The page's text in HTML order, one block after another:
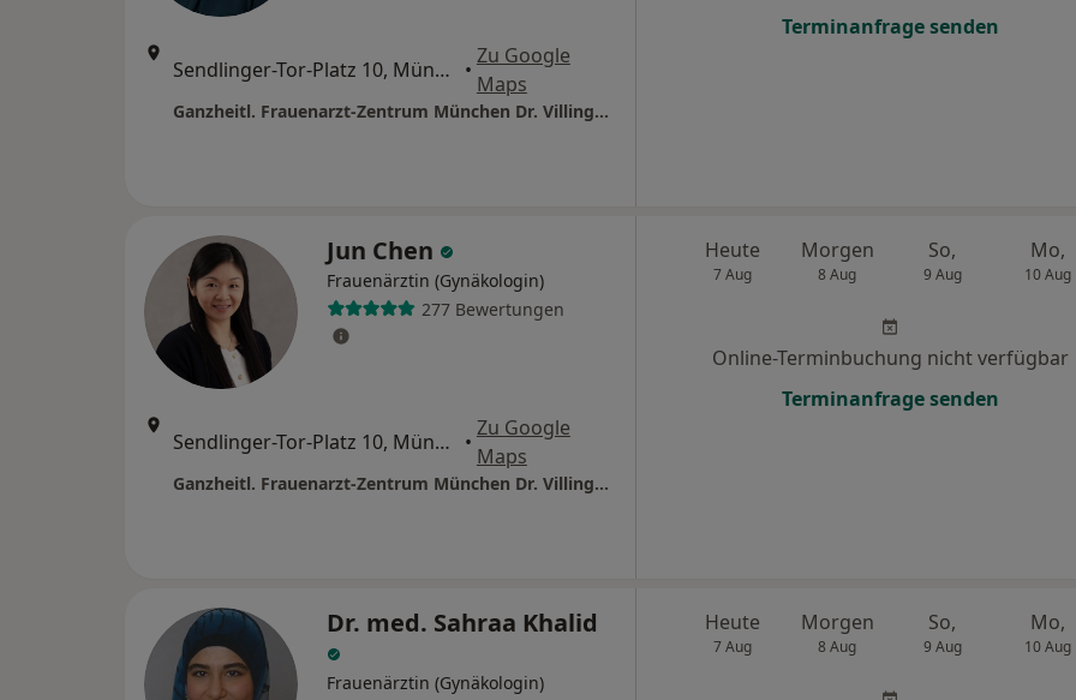
Sendlinger-Tor-Platz 10, München •
Zu Google
Maps
Ganzheitl. Frauenarzt-Zentrum München Dr. Villinger und Kollegen
Terminanfrage senden
Jun Chen
Frauenärztin (Gynäkologin)
277 Bewertungen
Sendlinger-Tor-Platz 10, München •
Zu Google
Maps
Ganzheitl. Frauenarzt-Zentrum München Dr. Villinger und Kollegen
Heute
7 Aug
Morgen
8 Aug
So,
9 Aug
Mo,
10 Aug
Online-Terminbuchung nicht verfügbar
Terminanfrage senden
Dr. med. Sahraa Khalid
Frauenärztin (Gynäkologin)
Heute
7 Aug
Morgen
8 Aug
So,
9 Aug
Mo,
10 Aug